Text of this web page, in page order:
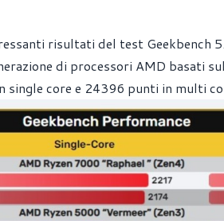
risultati del test Geekbench
di processori AMD basati
core e 24396 punti in multi